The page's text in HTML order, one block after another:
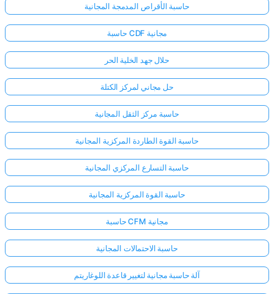
حاسبة الأقراص المدمجة المجانية
حاسبة CDF مجانية
حلال جهد الخلية الحر
حل مجاني لمركز الكتلة
حاسبة مركز الثقل المجانية
حاسبة القوة الطاردة المركزية المجانية
حاسبة التسارع المركزي المجانية
حاسبة القوة المركزية المجانية
حاسبة CFM مجانية
حاسبة الاحتمالات المجانية
آلة حاسبة مجانية لتغيير قاعدة اللوغاريتم